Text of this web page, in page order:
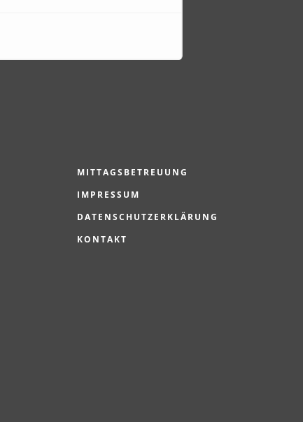
MITTAGSBETREUUNG
IMPRESSUM
DATENSCHUTZERKLÄRUNG
KONTAKT